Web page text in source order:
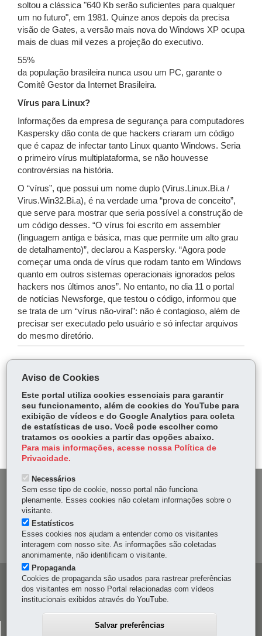
soltou a clássica "640 Kb serão suficientes para qualquer
um no futuro", em 1981. Quinze anos depois da precisa
visão de Gates, a versão mais nova do Windows XP ocupa
mais de duas mil vezes a projeção do executivo.
55%
da população brasileira nunca usou um PC, garante o
Comitê Gestor da Internet Brasileira.
Vírus para Linux?
Informações da empresa de segurança para computadores
Kaspersky dão conta de que hackers criaram um código
que é capaz de infectar tanto Linux quanto Windows. Seria
o primeiro vírus multiplataforma, se não houvesse
controvérsias na história.
O “vírus”, que possui um nome duplo (Virus.Linux.Bi.a /
Virus.Win32.Bi.a), é na verdade uma “prova de conceito”,
que serve para mostrar que seria possível a construção de
um código desses. “O vírus foi escrito em assembler
(linguagem antiga e básica, mas que permite um alto grau
de detalhamento)”, declarou a Kaspersky. “Agora pode
começar uma onda de vírus que rodam tanto em Windows
quanto em outros sistemas operacionais ignorados pelos
hackers nos últimos anos”. No entanto, no dia 11 o portal
de notícias Newsforge, que testou o código, informou que
se trata de um “vírus não-viral”: não é contagioso, além de
precisar ser executado pelo usuário e só infectar arquivos
do mesmo diretório.
ce
bo
ok
Tw
itt
er
ha
ts
Ap
p
Voltar Início Imprimir Baixar
MAPA DO SITE
DENUNCIE CORRUPÇÃO
OUVIDORIA
Navegação
principal
CELEPAR
Aviso de Cookies
Este portal utiliza cookies essenciais para garantir
seu funcionamento, além de cookies do YouTube para
exibição de vídeos e do Google Analytics para coleta
de estatísticas de uso. Você pode escolher como
tratamos os cookies a partir das opções abaixo.
Para mais informações, acesse nossa Política de
Privacidade.
Necessários
Sem esse tipo de cookie, nosso portal não funciona
plenamente. Esses cookies não coletam informações sobre o
visitante.
Estatísticos
Esses cookies nos ajudam a entender como os visitantes
interagem com nosso site. As informações são coletadas
anonimamente, não identificam o visitante.
Propaganda
Cookies de propaganda são usados para rastrear preferências
dos visitantes em nosso Portal relacionadas com vídeos
institucionais exibidos através do YouTube.
Salvar preferências